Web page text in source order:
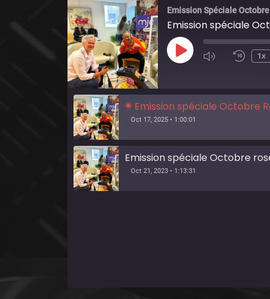
Emission Spéciale
Emission spéciale
Play
1x
Emission spéciale Octobre
Oct 17, 2025 • 1:00:01
Emission spéciale Octobre
Oct 21, 2023 • 1:13:31